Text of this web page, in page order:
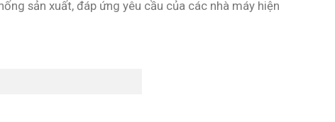
sản xuất, đáp ứng yêu cầu của các nhà máy hiện